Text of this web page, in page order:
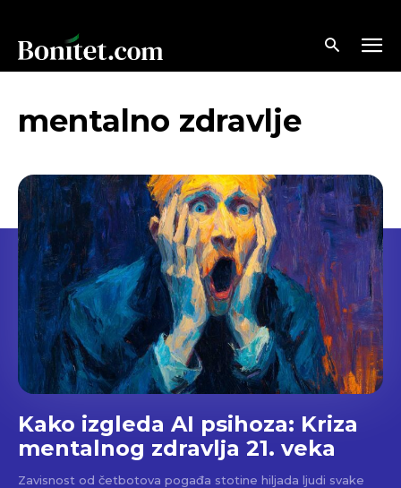
mentalno zdravlje
Kako izgleda AI psihoza: Kriza
mentalnog zdravlja 21. veka
Zavisnost od četbotova pogađa stotine hiljada ljudi svake